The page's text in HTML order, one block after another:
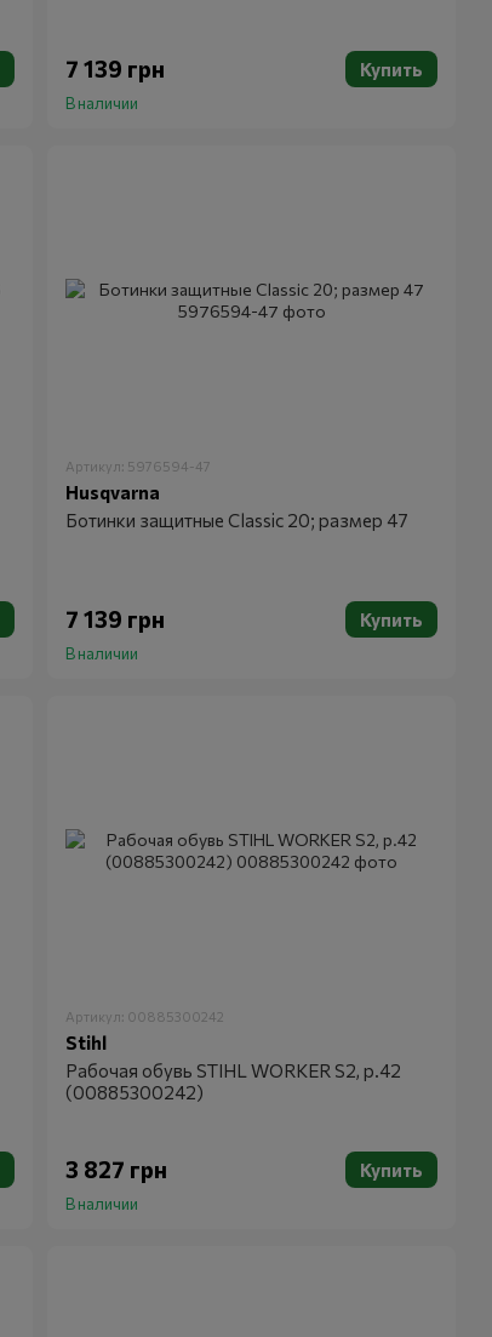
7 139 грн Купить
В наличии
Артикул: 5976594-47
Husqvarna
Ботинки защитные Classic 20; размер 47
7 139 грн Купить
В наличии
Артикул: 00885300242
Stihl
Рабочая обувь STIHL WORKER S2, р.42
(00885300242)
3 827 грн Купить
В наличии